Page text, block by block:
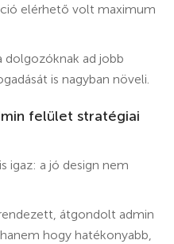
elérhető volt maximum
dolgozóknak ad jobb
is nagyban növeli.
felület stratégiai
igaz: a jó design nem
átgondolt admin
hogy hatékonyabb,